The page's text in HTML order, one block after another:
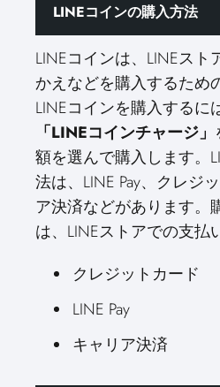
LINEコインの購入方法
LINEコインは、LINEス
かえなどを購入するため
LINEコインを購入するに
「LINEコインチャージ」
額を選んで購入します。
法は、LINE Pay、クレジ
ア決済などがあります。
は、LINEストアでの支払
クレジットカード
LINE Pay
キャリア決済